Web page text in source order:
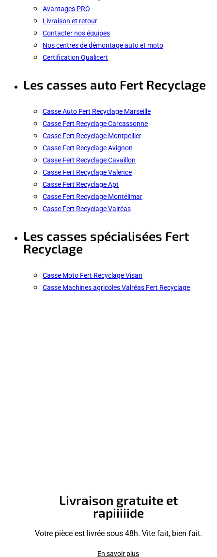
Avantages PRO
Livraison et retour
Contacter nos équipes
Nos centres de démontage auto et moto
Certification Qualicert
Les casses auto Fert Recyclage
Casse Auto Fert Recyclage Marseille
Casse Fert Recyclage Carcassonne
Casse Fert Recyclage Montpellier
Casse Fert Recyclage Avignon
Casse Fert Recyclage Cavaillon
Casse Fert Recyclage Valence
Casse Fert Recyclage Apt
Casse Fert Recyclage Montélimar
Casse Fert Recyclage Valréas
Les casses spécialisées Fert
Recyclage
Casse Moto Fert Recyclage Visan
Casse Machines agricoles Valréas Fert Recyclage
Livraison gratuite et
rapiiiiide
Votre pièce est livrée sous 48h. Vite fait, bien fait.
En savoir plus